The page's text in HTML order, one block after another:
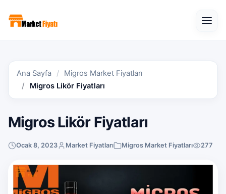
Ana Sayfa
Migros Market Fiyatları
Migros Likör Fiyatları
Migros Likör Fiyatları
Ocak 8, 2023 Market Fiyatları Migros Market Fiyatları 277